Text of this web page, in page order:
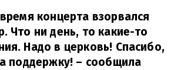
концерта взорвался
Что ни день, то какие-то
Надо в церковь! Спасибо,
поддержку! – сообщила